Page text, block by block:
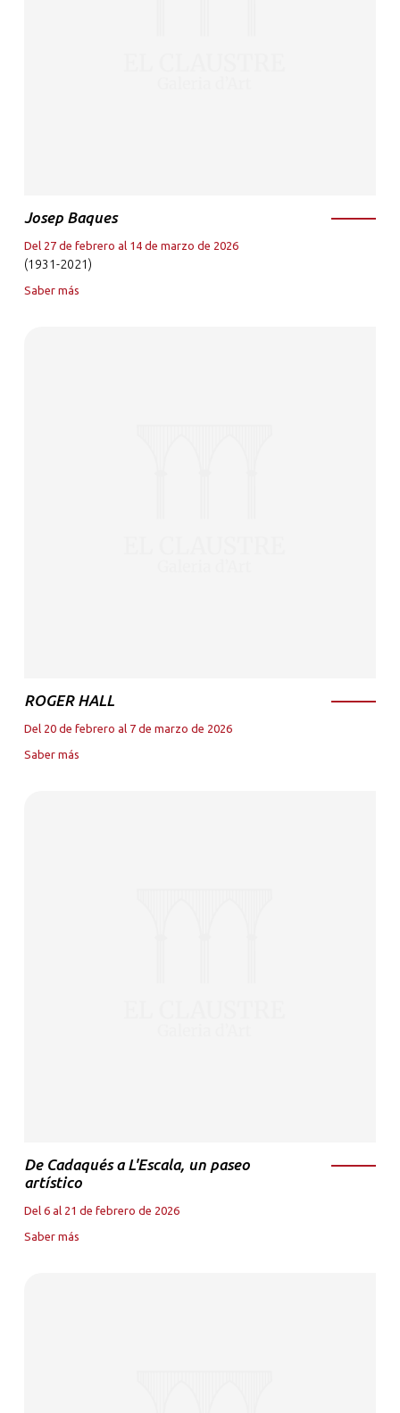
Josep Baques
Del 27 de febrero al 14 de marzo de 2026
(1931-2021)
Saber más
ROGER HALL
Del 20 de febrero al 7 de marzo de 2026
Saber más
De Cadaqués a L'Escala, un paseo
artístico
Del 6 al 21 de febrero de 2026
Saber más